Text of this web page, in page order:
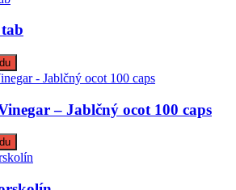
– Jablčný ocot 100 caps